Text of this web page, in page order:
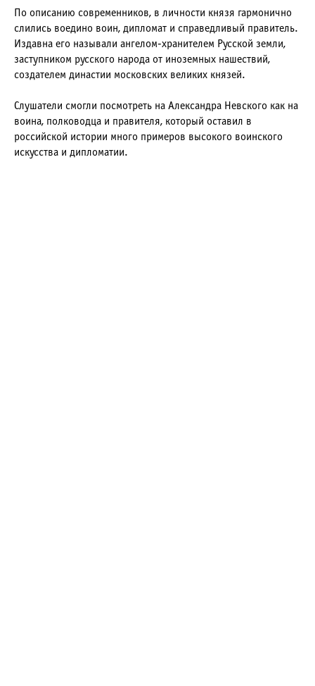
По описанию современников, в личности князя гармонично
слились воедино воин, дипломат и справедливый правитель.
Издавна его называли ангелом-хранителем Русской земли,
заступником русского народа от иноземных нашествий,
создателем династии московских великих князей.
Слушатели смогли посмотреть на Александра Невского как на
воина, полководца и правителя, который оставил в
российской истории много примеров высокого воинского
искусства и дипломатии.